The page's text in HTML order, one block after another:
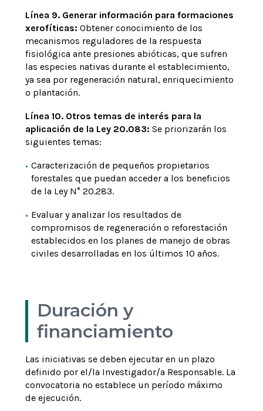
Línea 9. Generar información para formaciones
xerofíticas: Obtener conocimiento de los
mecanismos reguladores de la respuesta
fisiológica ante presiones abióticas, que sufren
las especies nativas durante el establecimiento,
ya sea por regeneración natural, enriquecimiento
o plantación.
Línea 10. Otros temas de interés para la
aplicación de la Ley 20.083: Se priorizarán los
siguientes temas:
Caracterización de pequeños propietarios
forestales que puedan acceder a los beneficios
de la Ley N° 20.283.
Evaluar y analizar los resultados de
compromisos de regeneración o reforestación
establecidos en los planes de manejo de obras
civiles desarrolladas en los últimos 10 años.
Duración y
financiamiento
Las iniciativas se deben ejecutar en un plazo
definido por el/la Investigador/a Responsable. La
convocatoria no establece un período máximo
de ejecución.